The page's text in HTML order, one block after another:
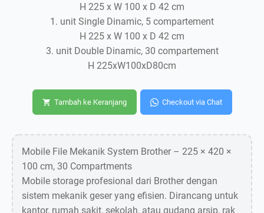
H 225 x W 100 x D 42 cm
1. unit Single Dinamic, 5 compartement
H 225 x W 100 x D 42 cm
3. unit Double Dinamic, 30 compartement
H 225xW100xD80cm
Tambah ke Keranjang Checkout via Chat
Mobile File Mekanik System Brother – 225 × 420 ×
100 cm, 30 Compartments
Mobile storage profesional dari Brother dengan
sistem mekanik geser yang efisien. Dirancang untuk
kantor, rumah sakit, sekolah, atau gudang arsip, rak